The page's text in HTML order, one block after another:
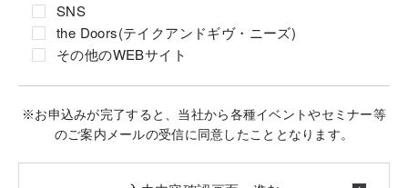
SNS
the Doors(テイクアンドギヴ・ニーズ)
その他のWEBサイト
※お申込みが完了すると、当社から各種イベントやセミナー等
のご案内メールの受信に同意したこととなります。